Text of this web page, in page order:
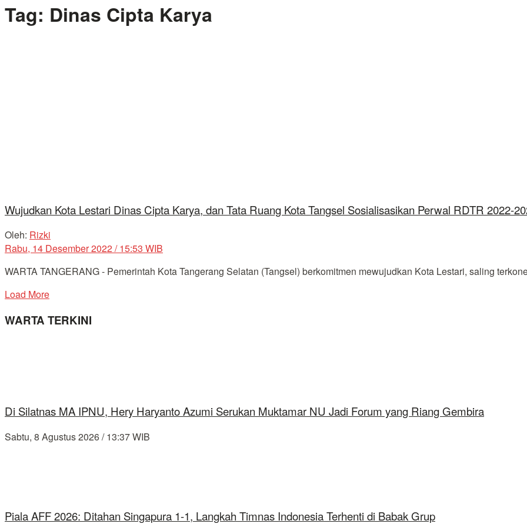
Tag: Dinas Cipta Karya
Wujudkan Kota Lestari Dinas Cipta Karya, dan Tata Ruang Kota Tangsel Sosialisasikan Perwal RDTR 2022-
Oleh: Rizki
Rabu, 14 Desember 2022 / 15:53 WIB
WARTA TANGERANG - Pemerintah Kota Tangerang Selatan (Tangsel) berkomitmen mewujudkan Kota Lestari, saling
Load More
WARTA TERKINI
Di Silatnas MA IPNU, Hery Haryanto Azumi Serukan Muktamar NU Jadi Forum yang Riang Gembira
Sabtu, 8 Agustus 2026 / 13:37 WIB
Piala AFF 2026: Ditahan Singapura 1-1, Langkah Timnas Indonesia Terhenti di Babak Grup